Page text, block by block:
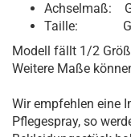
Achselmaß:
Taille: Gr.
Modell fällt 1/2
Weitere Maße
Wir empfehlen eine
Pflegespray, so